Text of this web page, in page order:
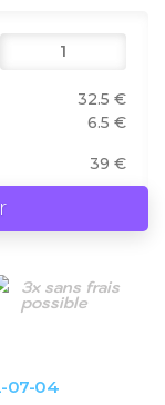
32.5 €
6.5 €
39 €
3x sans frais
possible
07-04